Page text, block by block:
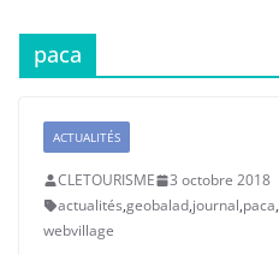
paca
ACTUALITÉS
CLETOURISME
3 octobre 2018
actualités,geobalad,journal,paca,
webvillage